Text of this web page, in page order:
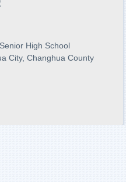
High School
City, Changhua County